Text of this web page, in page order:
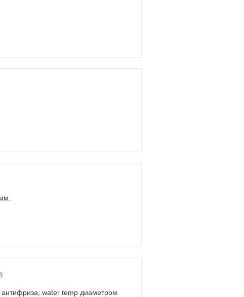
water temp диаметром